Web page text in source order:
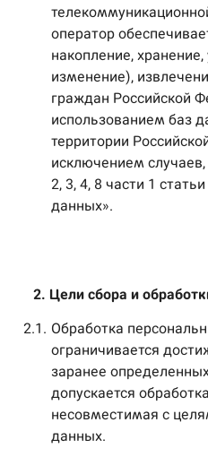
оператор
накопление,
изменение),
граждан Российской
использованием баз
территории
исключением
2, 3, 4, 8 части 1
данных».
2. Цели сбора и
2.1. Обработка
ограничивается
заранее
допускается
несовместимая с
данных.